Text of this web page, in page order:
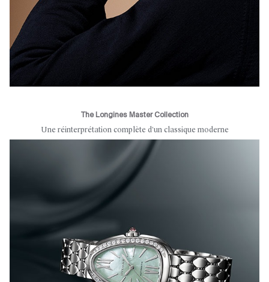
The Longines Master Collection
Une réinterprétation complète d’un classique moderne